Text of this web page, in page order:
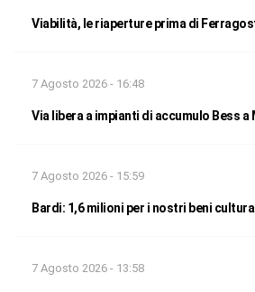
Viabilità, le riaperture prima di
7 Agosto 2026 - 16:48
Via libera a impianti di accumulo Bess a
7 Agosto 2026 - 15:59
Bardi: 1,6 milioni per i nostri beni
7 Agosto 2026 - 13:58